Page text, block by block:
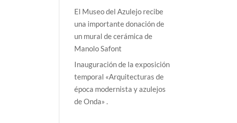
El Museo del Azulejo recibe
una importante donación de
un mural de cerámica de
Manolo Safont
Inauguración de la exposición
temporal «Arquitecturas de
época modernista y azulejos
de Onda» .